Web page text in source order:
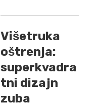
Višetruka
oštrenja:
superkvadra
tni dizajn
zuba